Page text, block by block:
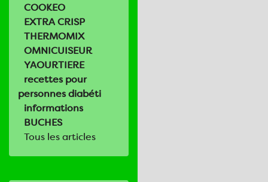
COOKEO
EXTRA CRISP
THERMOMIX
OMNICUISEUR
YAOURTIERE
recettes pour
personnes diabéti
informations
BUCHES
Tous les articles